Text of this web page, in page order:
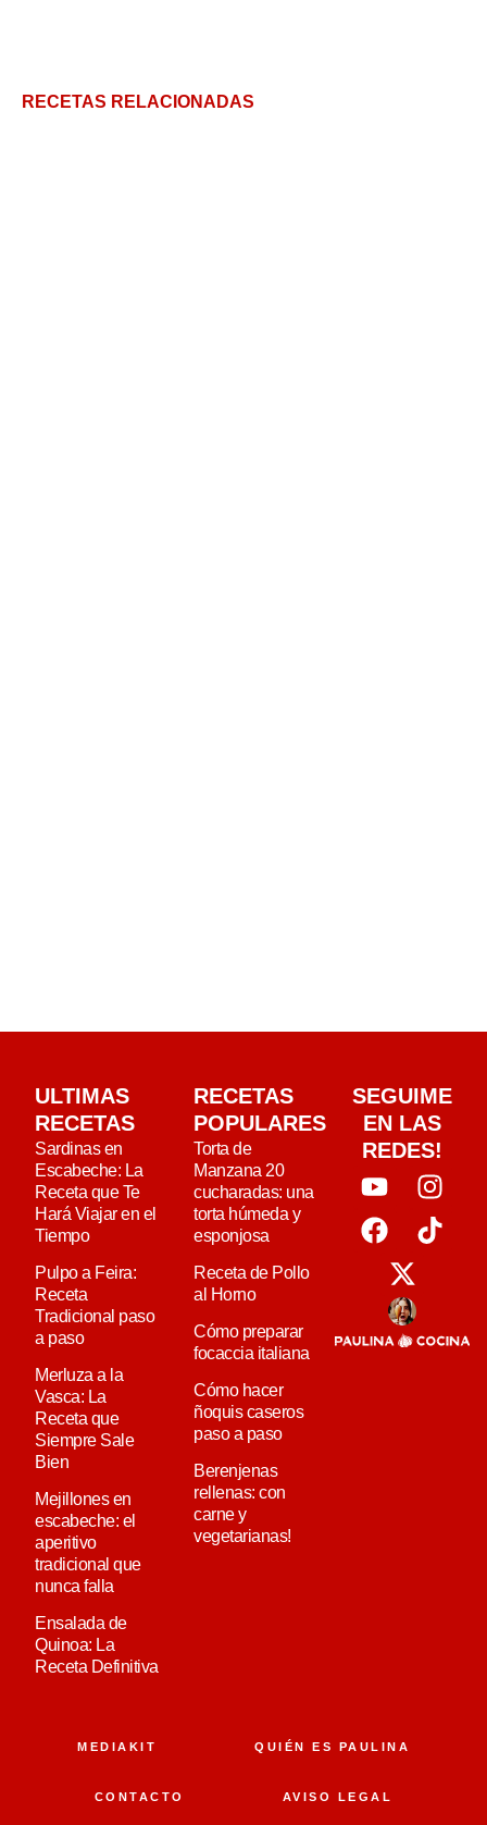
RECETAS RELACIONADAS
ULTIMAS
RECETAS
Sardinas en
Escabeche: La
Receta que Te
Hará Viajar en el
Tiempo
Pulpo a Feira:
Receta
Tradicional paso
a paso
Merluza a la
Vasca: La
Receta que
Siempre Sale
Bien
Mejillones en
escabeche: el
aperitivo
tradicional que
nunca falla
Ensalada de
Quinoa: La
Receta Definitiva
RECETAS
POPULARES
Torta de
Manzana 20
cucharadas: una
torta húmeda y
esponjosa
Receta de Pollo
al Horno
Cómo preparar
focaccia italiana
Cómo hacer
ñoquis caseros
paso a paso
Berenjenas
rellenas: con
carne y
vegetarianas!
SEGUIME
EN LAS
REDES!
MEDIAKIT QUIÉN ES PAULINA
CONTACTO AVISO LEGAL